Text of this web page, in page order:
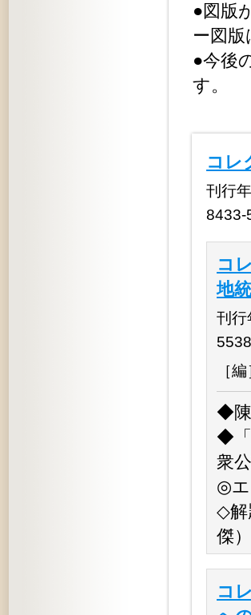
●図版
ー図
●今後
す。
コ
刊行
8433-
コ
地
刊行
［編
◆陳
◆「
衆
◎エ
◇解
傑）
コ